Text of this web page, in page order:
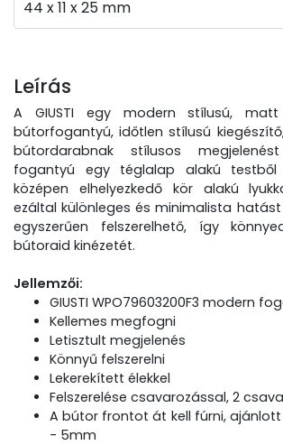
44 x 11 x 25 mm
Leírás
A GIUSTI egy modern stílusú,
bútorfogantyú, időtlen stílusú
bútordarabnak stílusos
fogantyú egy téglalap alakú
középen elhelyezkedő kör alakú
ezáltal különleges és minimalista
egyszerűen felszerelhető, így
bútoraid kinézetét.
Jellemzői:
GIUSTI WPO79603200F3 modern
Kellemes megfogni
Letisztult megjelenés
Könnyű felszerelni
Lekerekített élekkel
Felszerelése csavarozással, 2
A bútor frontot át kell fúrni,
- 5mm